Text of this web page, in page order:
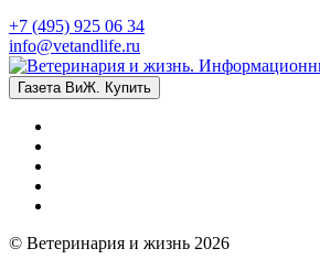
+7 (495) 925 06 34
info@vetandlife.ru
Газета ВиЖ. Купить
© Ветеринария и жизнь 2026